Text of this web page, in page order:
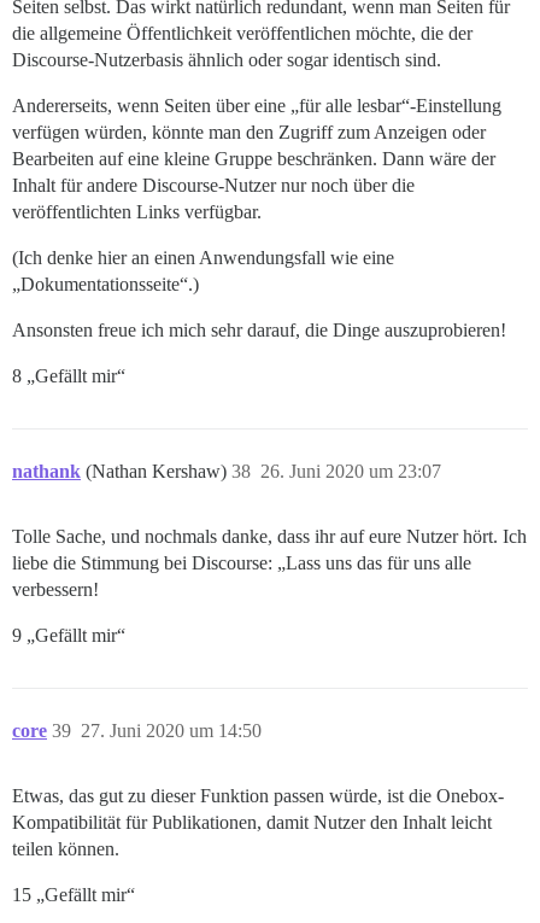
Seiten selbst. Das wirkt natürlich redundant, wenn man Seiten für
die allgemeine Öffentlichkeit veröffentlichen möchte, die der
Discourse-Nutzerbasis ähnlich oder sogar identisch sind.
Andererseits, wenn Seiten über eine „für alle lesbar“-Einstellung
verfügen würden, könnte man den Zugriff zum Anzeigen oder
Bearbeiten auf eine kleine Gruppe beschränken. Dann wäre der
Inhalt für andere Discourse-Nutzer nur noch über die
veröffentlichten Links verfügbar.
(Ich denke hier an einen Anwendungsfall wie eine
„Dokumentationsseite“.)
Ansonsten freue ich mich sehr darauf, die Dinge auszuprobieren!
8 „Gefällt mir“
nathank (Nathan Kershaw) 26. Juni 2020 um 23:07
38
Tolle Sache, und nochmals danke, dass ihr auf eure Nutzer hört. Ich
liebe die Stimmung bei Discourse: „Lass uns das für uns alle
verbessern!
9 „Gefällt mir“
core 27. Juni 2020 um 14:50
39
Etwas, das gut zu dieser Funktion passen würde, ist die Onebox-
Kompatibilität für Publikationen, damit Nutzer den Inhalt leicht
teilen können.
15 „Gefällt mir“